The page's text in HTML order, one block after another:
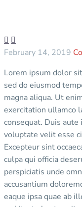
 
February 14, 2019
Lorem ipsum dolor
sed do eiusmod
magna aliqua. Ut
exercitation ullamco
consequat. Duis
voluptate velit esse
Excepteur sint
culpa qui officia
perspiciatis unde
accusantium
eaque ipsa quae ab